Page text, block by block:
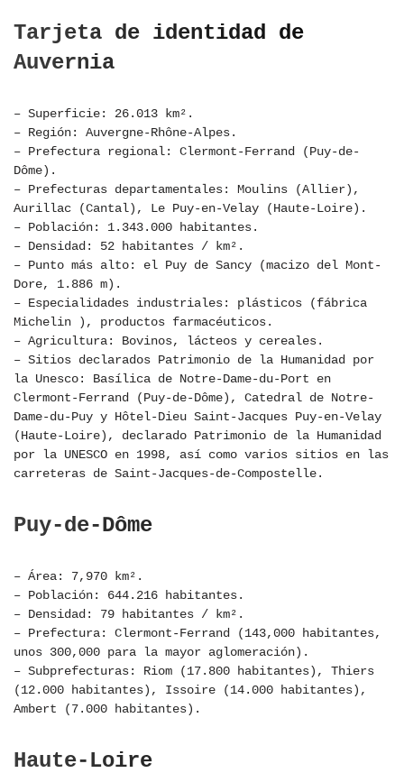
Tarjeta de identidad de
Auvernia
– Superficie: 26.013 km².
– Región: Auvergne-Rhône-Alpes.
– Prefectura regional: Clermont-Ferrand (Puy-de-
Dôme).
– Prefecturas departamentales: Moulins (Allier),
Aurillac (Cantal), Le Puy-en-Velay (Haute-Loire).
– Población: 1.343.000 habitantes.
– Densidad: 52 habitantes / km².
– Punto más alto: el Puy de Sancy (macizo del Mont-
Dore, 1.886 m).
– Especialidades industriales: plásticos (fábrica
Michelin ), productos farmacéuticos.
– Agricultura: Bovinos, lácteos y cereales.
– Sitios declarados Patrimonio de la Humanidad por
la Unesco: Basílica de Notre-Dame-du-Port en
Clermont-Ferrand (Puy-de-Dôme), Catedral de Notre-
Dame-du-Puy y Hôtel-Dieu Saint-Jacques Puy-en-Velay
(Haute-Loire), declarado Patrimonio de la Humanidad
por la UNESCO en 1998, así como varios sitios en las
carreteras de Saint-Jacques-de-Compostelle.
Puy-de-Dôme
– Área: 7,970 km².
– Población: 644.216 habitantes.
– Densidad: 79 habitantes / km².
– Prefectura: Clermont-Ferrand (143,000 habitantes,
unos 300,000 para la mayor aglomeración).
– Subprefecturas: Riom (17.800 habitantes), Thiers
(12.000 habitantes), Issoire (14.000 habitantes),
Ambert (7.000 habitantes).
Haute-Loire